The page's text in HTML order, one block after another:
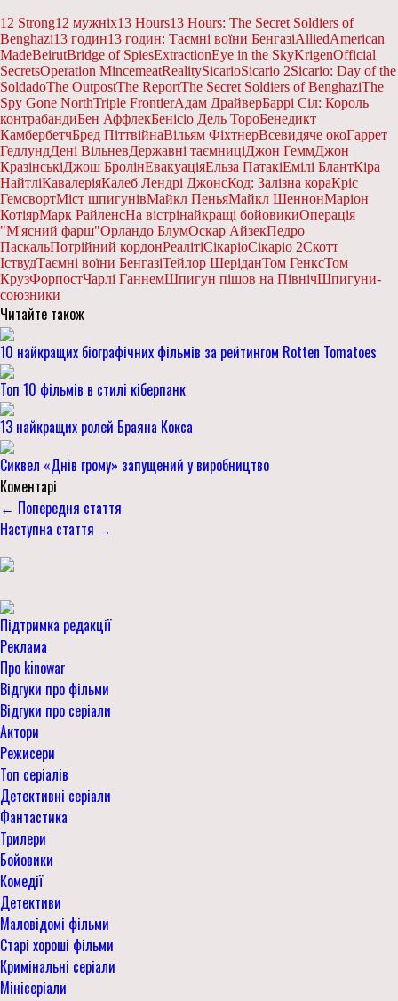
12 Strong12 мужніх13 Hours13 Hours: The Secret Soldiers of
Benghazi13 годин13 годин: Таємні воїни БенгазіAlliedAmerican
MadeBeirutBridge of SpiesExtractionEye in the SkyKrigenOfficial
SecretsOperation MincemeatRealitySicarioSicario 2Sicario: Day of the
SoldadoThe OutpostThe ReportThe Secret Soldiers of BenghaziThe
Spy Gone NorthTriple FrontierАдам ДрайверБаррі Сіл: Король
контрабандиБен АффлекБенісіо Дель ТороБенедикт
КамбербетчБред ПіттвійнаВільям ФіхтнерВсевидяче окоГаррет
ГедлундДені ВільневДержавні таємниціДжон ГеммДжон
КразінськіДжош БролінЕвакуаціяЕльза ПатакіЕмілі БлантКіра
НайтліКавалеріяКалеб Лендрі ДжонсКод: Залізна кораКріс
ГемсвортМіст шпигунівМайкл ПеньяМайкл ШеннонМаріон
КотіярМарк РайленсНа вістрінайкращі бойовикиОперація
"М'ясний фарш"Орландо БлумОскар АйзекПедро
ПаскальПотрійний кордонРеалітіСікаріоСікаріо 2Скотт
ІствудТаємні воїни БенгазіТейлор ШеріданТом ГенксТом
КрузФорпостЧарлі ГаннемШпигун пішов на ПівнічШпигуни-
союзники
Читайте також
10 найкращих біографічних фільмів за рейтингом Rotten Tomatoes
Топ 10 фільмів в стилі кіберпанк
13 найкращих ролей Браяна Кокса
Сиквел «Днів грому» запущений у виробництво
Коментарі
← Попередня стаття
Наступна стаття →
Підтримка редакції
Реклама
Про kinowar
Відгуки про фільми
Відгуки про серіали
Актори
Режисери
Топ серіалів
Детективні серіали
Фантастика
Трилери
Бойовики
Комедії
Детективи
Маловідомі фільми
Старі хороші фільми
Кримінальні серіали
Мінісеріали